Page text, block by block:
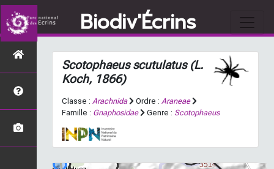
Biodiv'Écrins
Scotophaeus scutulatus(L.
Koch, 1866)
Classe : Arachnida Ordre : Araneae
Famille : Gnaphosidae Genre : Scotophaeus